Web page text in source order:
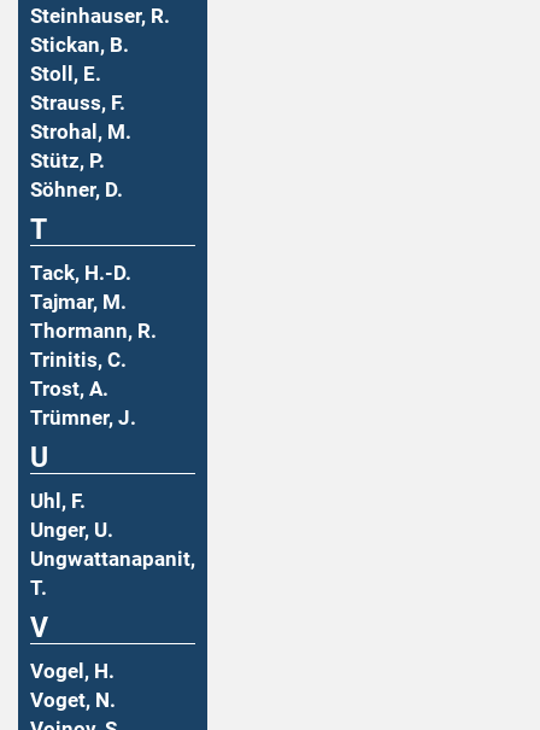
Steinhauser, R.
Stickan, B.
Stoll, E.
Strauss, F.
Strohal, M.
Stütz, P.
Söhner, D.
T
Tack, H.-D.
Tajmar, M.
Thormann, R.
Trinitis, C.
Trost, A.
Trümner, J.
U
Uhl, F.
Unger, U.
Ungwattanapanit,
T.
V
Vogel, H.
Voget, N.